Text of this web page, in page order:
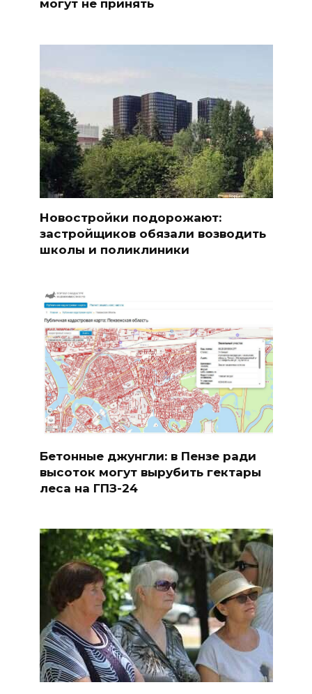
могут не принять
Новостройки подорожают:
застройщиков обязали возводить
школы и поликлиники
Бетонные джунгли: в Пензе ради
высоток могут вырубить гектары
леса на ГПЗ-24